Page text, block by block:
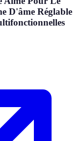
D'âme Réglable